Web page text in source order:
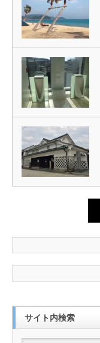
サイト内検索